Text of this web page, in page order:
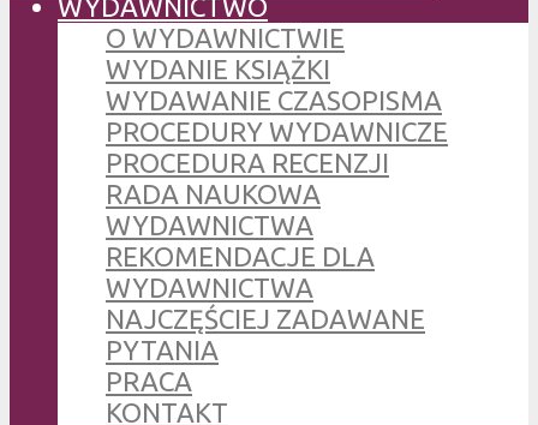
WYDAWNICTWO
O WYDAWNICTWIE
WYDANIE KSIĄŻKI
WYDAWANIE CZASOPISMA
PROCEDURY WYDAWNICZE
PROCEDURA RECENZJI
RADA NAUKOWA
WYDAWNICTWA
REKOMENDACJE DLA
WYDAWNICTWA
NAJCZĘŚCIEJ ZADAWANE
PYTANIA
PRACA
KONTAKT